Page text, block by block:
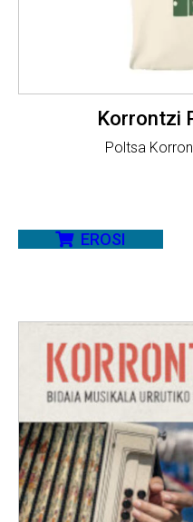
Korrontzi
Poltsa
EROSI